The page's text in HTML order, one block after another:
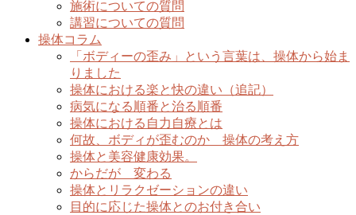
施術についての質問
講習についての質問
操体コラム
「ボディーの歪み」という言葉は、操体から始ま
りました
操体における楽と快の違い（追記）
病気になる順番と治る順番
操体における自力自療とは
何故、ボディが歪むのか 操体の考え方
操体と美容健康効果。
からだが 変わる
操体とリラクゼーションの違い
目的に応じた操体とのお付き合い